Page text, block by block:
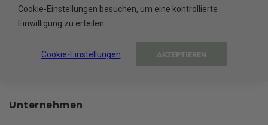
SICHERE BEZAHLUNG
Abgesichert durch Trusted Shops
Unternehmen
Cookie-Einstellungen besuchen, um eine kontrollierte
Einwilligung zu erteilen.
Cookie-Einstellungen AKZEPTIEREN